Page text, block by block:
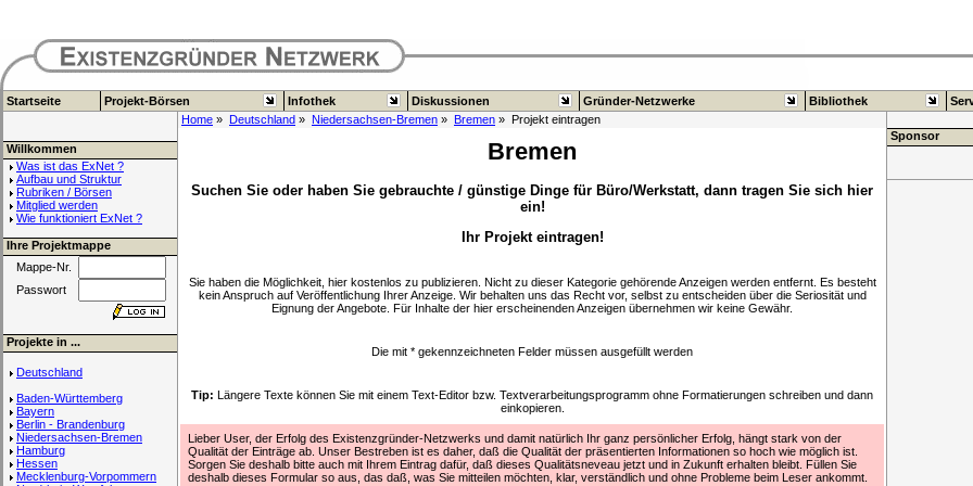
Startseite Projekt-Börsen Infothek Diskussionen Gründer-Netzwerke Bibliothek
Home » Deutschland » Niedersachsen-Bremen » Bremen » Projekt eintragen
Willkommen
Was ist das ExNet ?
Aufbau und Struktur
Rubriken / Börsen
Mitglied werden
Wie funktioniert ExNet ?
Ihre Projektmappe
Mappe-Nr.
Passwort
Projekte in ...
Deutschland
Baden-Württemberg
Bayern
Berlin - Brandenburg
Niedersachsen-Bremen
Hamburg
Hessen
Mecklenburg-Vorpommern
Bremen
Suchen Sie oder haben Sie gebrauchte / günstige Dinge für Büro/Werkstatt, dann tragen Sie sich hier
ein!
Ihr Projekt eintragen!
Sie haben die Möglichkeit, hier kostenlos zu publizieren. Nicht zu dieser Kategorie gehörende Anzeigen werden entfernt. Es besteht
kein Anspruch auf Veröffentlichung Ihrer Anzeige. Wir behalten uns das Recht vor, selbst zu entscheiden über die Seriosität und
Eignung der Angebote. Für Inhalte der hier erscheinenden Anzeigen übernehmen wir keine Gewähr.
Die mit * gekennzeichneten Felder müssen ausgefüllt werden
Tip: Längere Texte können Sie mit einem Text-Editor bzw. Textverarbeitungsprogramm ohne Formatierungen schreiben und dann
einkopieren.
Lieber User, der Erfolg des Existenzgründer-Netzwerks und damit natürlich Ihr ganz persönlicher Erfolg, hängt stark von der
Qualität der Einträge ab. Unser Bestreben ist es daher, daß die Qualität der präsentierten Informationen so hoch wie möglich ist.
Sorgen Sie deshalb bitte auch mit Ihrem Eintrag dafür, daß dieses Qualitätsneveau jetzt und in Zukunft erhalten bleibt. Füllen Sie
deshalb dieses Formular so aus, das daß, was Sie mitteilen möchten, klar, verständlich und ohne Probleme beim Leser ankommt.
Sponsor